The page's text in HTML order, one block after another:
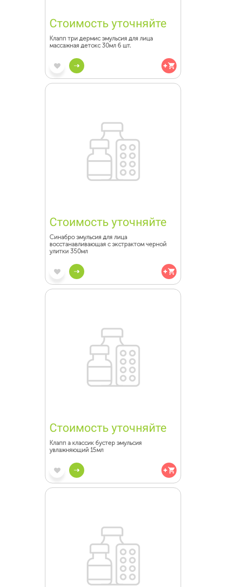
Стоимость уточняйте
Клапп три дермис эмульсия для лица
массажная детокс 30мл 6 шт.
Стоимость уточняйте
Синабро эмульсия для лица
восстанавливающая с экстрактом черной
улитки 350мл
Стоимость уточняйте
Клапп а классик бустер эмульсия
увлажняющий 15мл